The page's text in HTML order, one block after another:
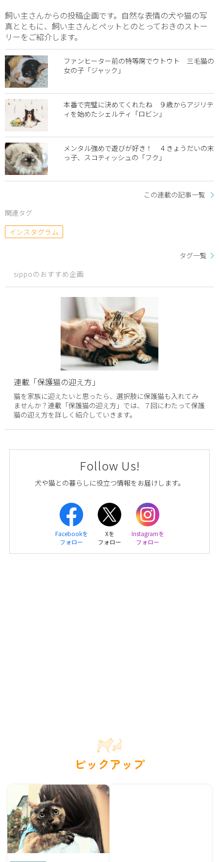
飼い主さんからの投稿企画です。自然な表情の犬や猫の写
真とともに、飼い主さんとペットとのとっておきのストー
リーをご紹介します。
ファンヒーター前の特等席でウトウト 三毛猫の
女の子「ジャック」
本番で完璧に決めてくれたね ９歳からアジリテ
ィを始めたシェルティ「ロビン」
メンタル強めで遊びが好き！ ４きょうだいの末
っ子、スコティッシュの「フク」
この連載の記事一覧
関連タグ
インスタグラム
タグ一覧
sippoのおすすめ企画
連載「保護猫の迎え方」
猫を家族に迎えたいと思ったら、選択肢に保護猫も入れてみ
ませんか？連載「保護猫の迎え方」では、７回にわたって保護
猫の迎え方を詳しく紹介していきます。
Follow Us!
犬や猫との暮らしに役立つ情報をお届けします。
Facebookを
フォロー
Xを
フォロー
Instagramを
フォロー
ピックアップ